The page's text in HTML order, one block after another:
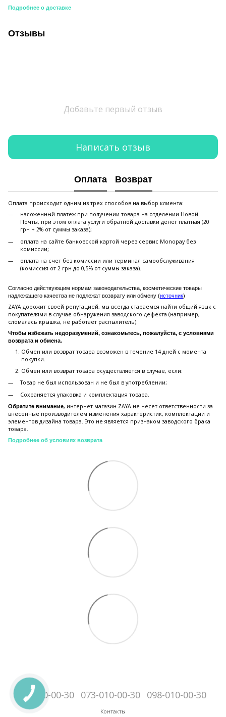
Подробнее о доставке
Отзывы
Добавьте первый отзыв
Написать отзыв
Оплата Возврат
Оплата происходит одним из трех способов на выбор клиента:
наложенный платеж при получении товара на отделении Новой
Почты, при этом оплата услуги обратной доставки денег платная (20
грн + 2% от суммы заказа);
оплата на сайте банковской картой через сервис Monopay без
комиссии;
оплата на счет без комиссии или терминал самообслуживания
(комиссия от 2 грн до 0,5% от суммы заказа).
Согласно действующим нормам законодательства, косметические товары
надлежащего качества не подлежат возврату или обмену (источник)
ZAYA дорожит своей репутацией, мы всегда стараемся найти общий язык с
покупателями в случае обнаружения заводского дефекта (например,
сломалась крышка, не работает распылитель).
Чтобы избежать недоразумений, ознакомьтесь, пожалуйста, с условиями
возврата и обмена.
Обмен или возврат товара возможен в течение 14 дней с момента
покупки.
Обмен или возврат товара осуществляется в случае, если:
Товар не был использован и не был в употреблении;
Сохраняется упаковка и комплектация товара.
Обратите внимание, интернет-магазин ZAYA не несет ответственности за
внесенные производителем изменения характеристик, комплектации и
элементов дизайна товара. Это не является признаком заводского брака
товара.
Подробнее об условиях возврата
095-010-00-30 073-010-00-30 098-010-00-30
Контакты